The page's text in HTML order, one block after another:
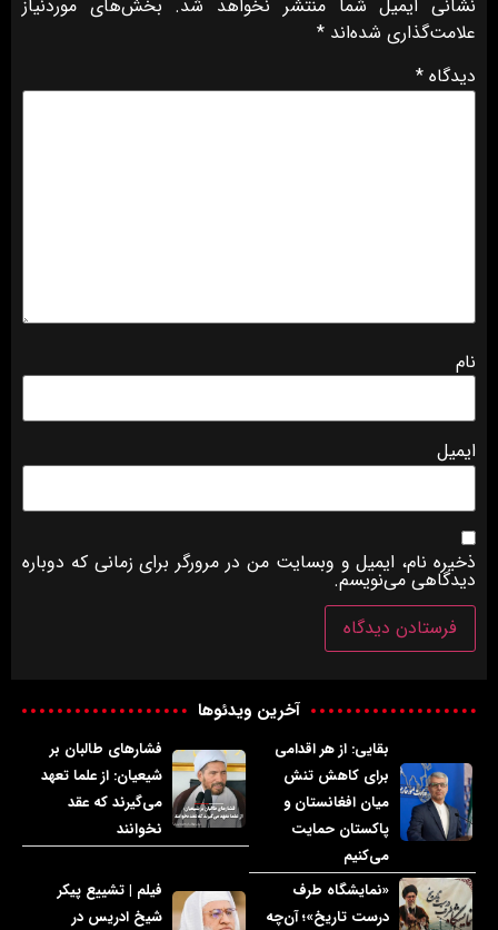
نشانی ایمیل شما منتشر نخواهد شد. بخش‌های موردنیاز
علامت‌گذاری شده‌اند *
دیدگاه *
نام
ایمیل
ذخیره نام، ایمیل و وبسایت من در مرورگر برای زمانی که دوباره
دیدگاهی می‌نویسم.
آخرین ویدئوها
بقایی: از هر اقدامی
برای کاهش تنش
میان افغانستان و
پاکستان حمایت
می‌کنیم
فشارهای طالبان بر
شیعیان: از علما تعهد
می‌گیرند که عقد
نخوانند
«نمایشگاه طرف
درست تاریخ»؛ آن‌چه
فیلم | تشییع پیکر
شیخ ادریس در